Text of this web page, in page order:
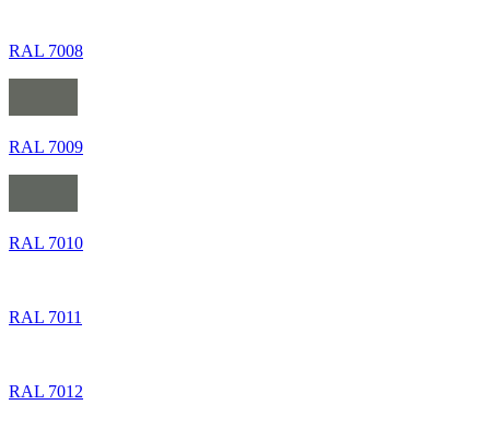
RAL 7008
RAL 7009
RAL 7010
RAL 7011
RAL 7012